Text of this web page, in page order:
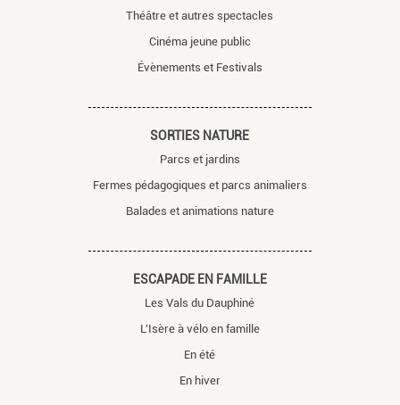
Théâtre et autres spectacles
Cinéma jeune public
Évènements et Festivals
SORTIES NATURE
Parcs et jardins
Fermes pédagogiques et parcs animaliers
Balades et animations nature
ESCAPADE EN FAMILLE
Les Vals du Dauphiné
L'Isère à vélo en famille
En été
En hiver